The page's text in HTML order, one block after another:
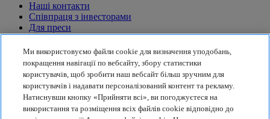
Наші контакти
Співпраця з інвесторами
Для преси
Нагороди
Події
Сталий розвиток
Сталий розвиток
Корпоративна соціальна відповідальність
Ми використовуємо файли cookie для визначення уподобань,
покращення навігації по вебсайту, збору статистики
користувачів, щоб зробити наш вебсайт більш зручним для
користувачів і надавати персоналізований контент та рекламу.
Натиснувши кнопку «Прийняти всі», ви погоджуєтеся на
використання та розміщення всіх файлів cookie відповідно до